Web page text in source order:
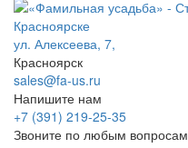
ул. Алексеева, 7,
Красноярск
sales@fa-us.ru
Напишите нам
+7 (391) 219-25-35
Звоните по любым вопросам